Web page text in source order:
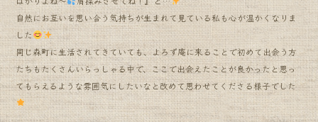
自然にお互いを思い合う気持ちが生まれて見ている私も心が温かくなりま
した
同じ森町に生活されてきていても、よろず庵に来ることで初めて出会う方
たちもたくさんいらっしゃる中で、ここで出会えたことが良かったと思っ
てもらえるような雰囲気にしたいなと改めて思わせてくださる様子でした